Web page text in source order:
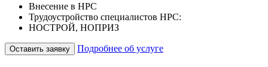
Внесение в НРС
Трудоустройство специалистов НРС:
НОСТРОЙ, НОПРИЗ
Оставить заявку Подробнее об услуге